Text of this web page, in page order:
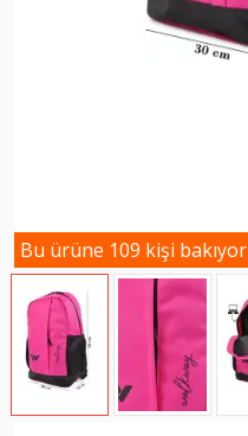
Bu ürüne 109 kişi bakıyor